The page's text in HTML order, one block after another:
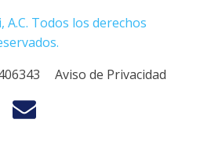
A.C. Todos los derechos
Aviso de Privacidad